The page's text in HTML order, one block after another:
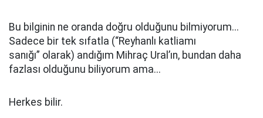
Bu bilginin ne oranda doğru olduğunu bilmiyorum...
Sadece bir tek sıfatla (“Reyhanlı katliamı
sanığı” olarak) andığım Mihraç Ural’ın, bundan daha
fazlası olduğunu biliyorum ama...
Herkes bilir.